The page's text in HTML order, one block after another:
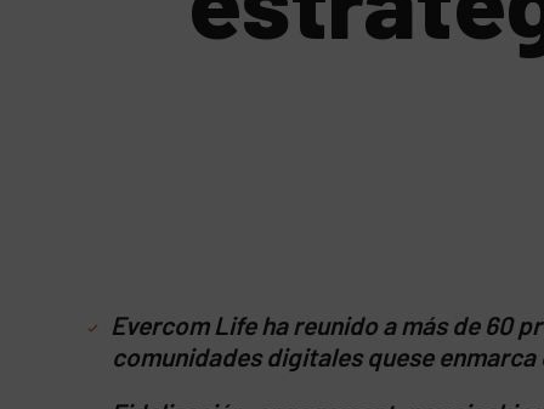
Evercom Life ha reunido a más de 60
comunidades digitales quese